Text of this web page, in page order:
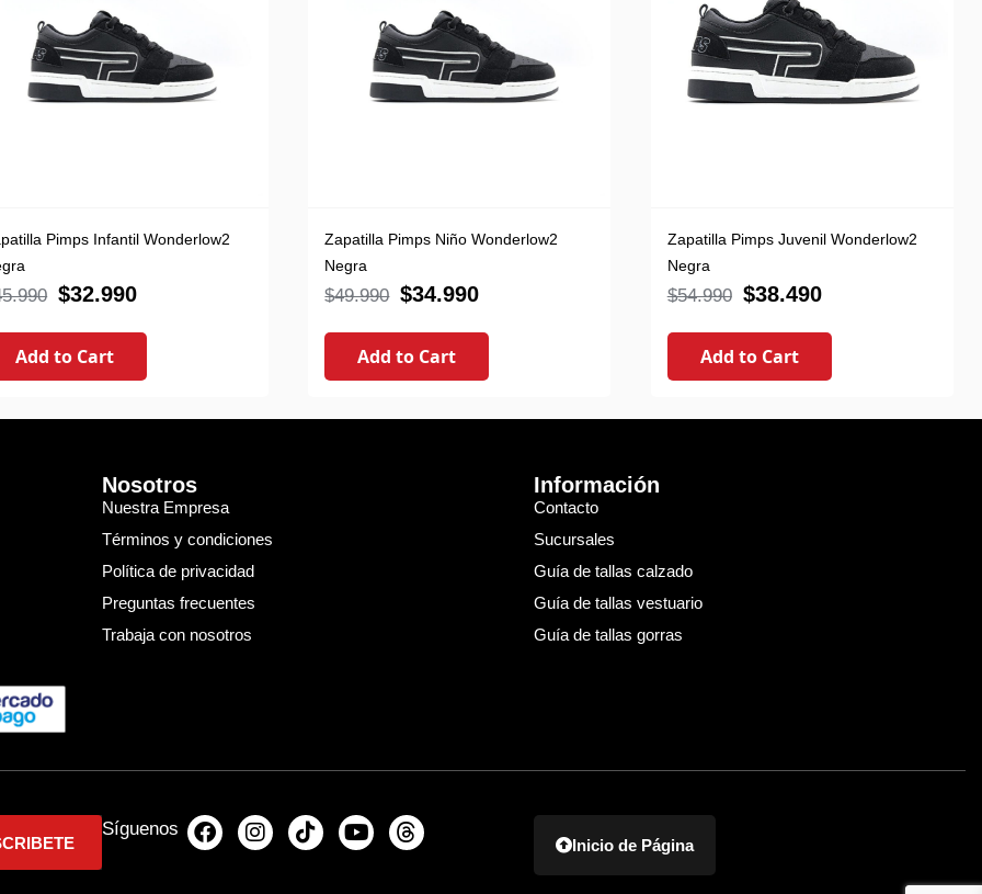
Pimps Infantil Wonderlow2
$32.990
Add to Cart
Zapatilla Pimps Niño Wonderlow2
Negra
$49.990 $34.990
Add to Cart
Zapatilla Pimps Juvenil Wonderlow2
Negra
$54.990 $38.490
Add to Cart
Nosotros
Nuestra Empresa
Términos y condiciones
Política de privacidad
Preguntas frecuentes
Trabaja con nosotros
Información
Contacto
Sucursales
Guía de tallas calzado
Guía de tallas vestuario
Guía de tallas gorras
Síguenos
Inicio de Página